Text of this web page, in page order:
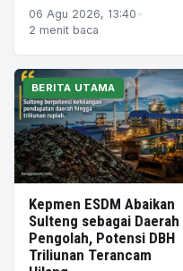
06 Agu 2026, 13:40 •
2 menit baca
BERITA UTAMA
Kepmen ESDM Abaikan
Sulteng sebagai Daerah
Pengolah, Potensi DBH
Triliunan Terancam